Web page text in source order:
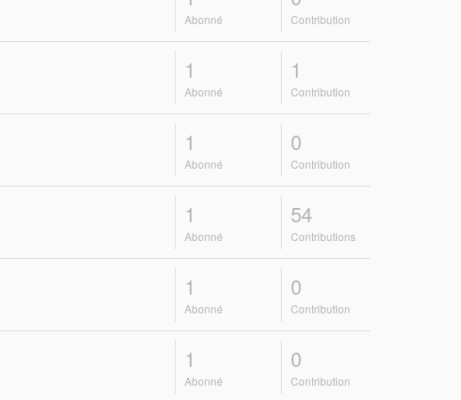
Abonné Contribution
1
Abonné
1
Contribution
1
Abonné
0
Contribution
1
Abonné
54
Contributions
1
Abonné
0
Contribution
1
Abonné
0
Contribution